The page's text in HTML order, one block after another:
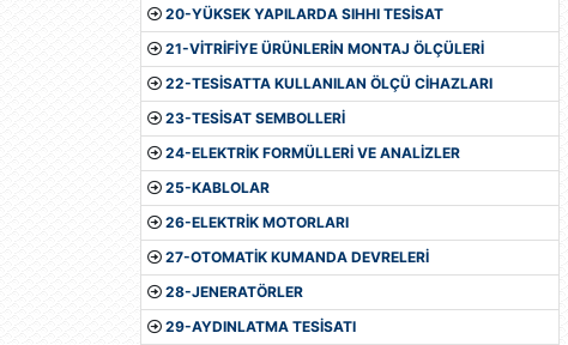
20-YÜKSEK YAPILARDA SIHHI TESİSAT
21-VİTRİFİYE ÜRÜNLERİN MONTAJ ÖLÇÜLERİ
22-TESİSATTA KULLANILAN ÖLÇÜ CİHAZLARI
23-TESİSAT SEMBOLLERİ
24-ELEKTRİK FORMÜLLERİ VE ANALİZLER
25-KABLOLAR
26-ELEKTRİK MOTORLARI
27-OTOMATİK KUMANDA DEVRELERİ
28-JENERATÖRLER
29-AYDINLATMA TESİSATI